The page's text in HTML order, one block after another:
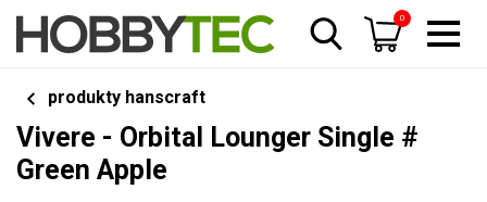
0
produkty hanscraft
Vivere - Orbital Lounger Single #
Green Apple